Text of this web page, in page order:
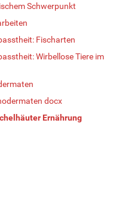
Schwerpunkt
Fischarten
Wirbellose Tiere im
docx
Ernährung